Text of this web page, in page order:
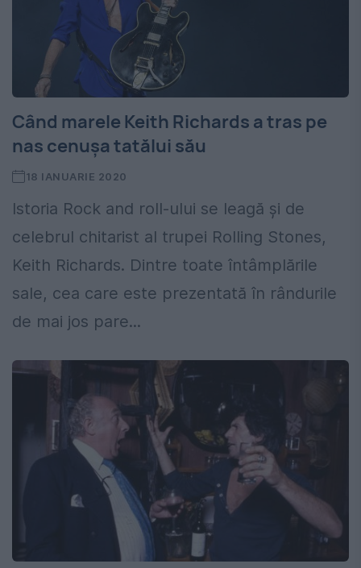
Când marele Keith Richards a tras pe
nas cenușa tatălui său
18 IANUARIE 2020
Istoria Rock and roll-ului se leagă și de
celebrul chitarist al trupei Rolling Stones,
Keith Richards. Dintre toate întâmplările
sale, cea care este prezentată în rândurile
de mai jos pare...